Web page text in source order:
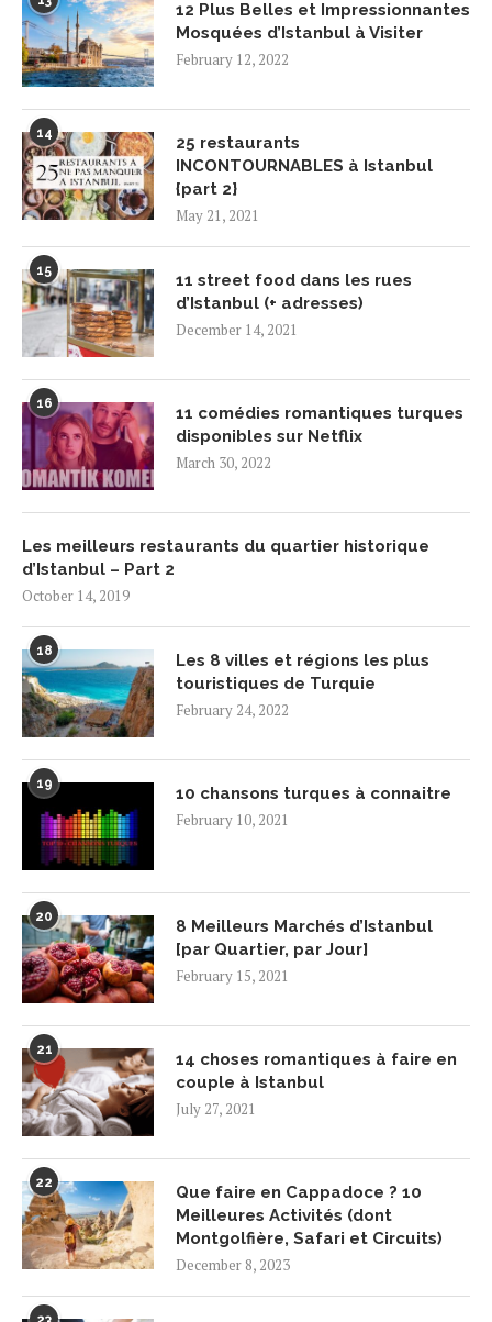
12 Plus Belles et Impressionnantes
Mosquées d’Istanbul à Visiter
February 12, 2022
14
25 restaurants
INCONTOURNABLES à Istanbul
{part 2}
May 21, 2021
15
11 street food dans les rues
d’Istanbul (+ adresses)
December 14, 2021
16
11 comédies romantiques turques
disponibles sur Netflix
March 30, 2022
Les meilleurs restaurants du quartier historique
d’Istanbul – Part 2
October 14, 2019
18
Les 8 villes et régions les plus
touristiques de Turquie
February 24, 2022
19
10 chansons turques à connaitre
February 10, 2021
20
8 Meilleurs Marchés d’Istanbul
[par Quartier, par Jour]
February 15, 2021
21
14 choses romantiques à faire en
couple à Istanbul
July 27, 2021
22
Que faire en Cappadoce ? 10
Meilleures Activités (dont
Montgolfière, Safari et Circuits)
December 8, 2023